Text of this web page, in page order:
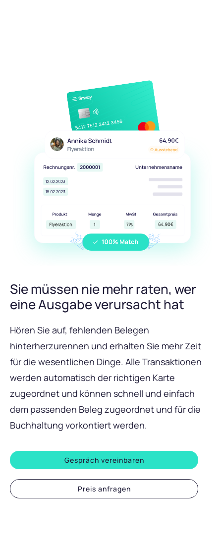
Sie müssen nie mehr raten, wer
eine Ausgabe verursacht hat
Hören Sie auf, fehlenden Belegen
hinterherzurennen und erhalten Sie mehr Zeit
für die wesentlichen Dinge. Alle Transaktionen
werden automatisch der richtigen Karte
zugeordnet und können schnell und einfach
dem passenden Beleg zugeordnet und für die
Buchhaltung vorkontiert werden.
Gespräch vereinbaren
Preis anfragen